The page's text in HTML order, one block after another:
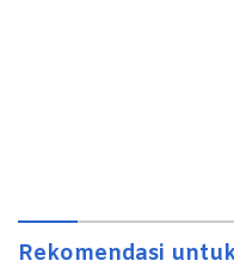
Rekomendasi